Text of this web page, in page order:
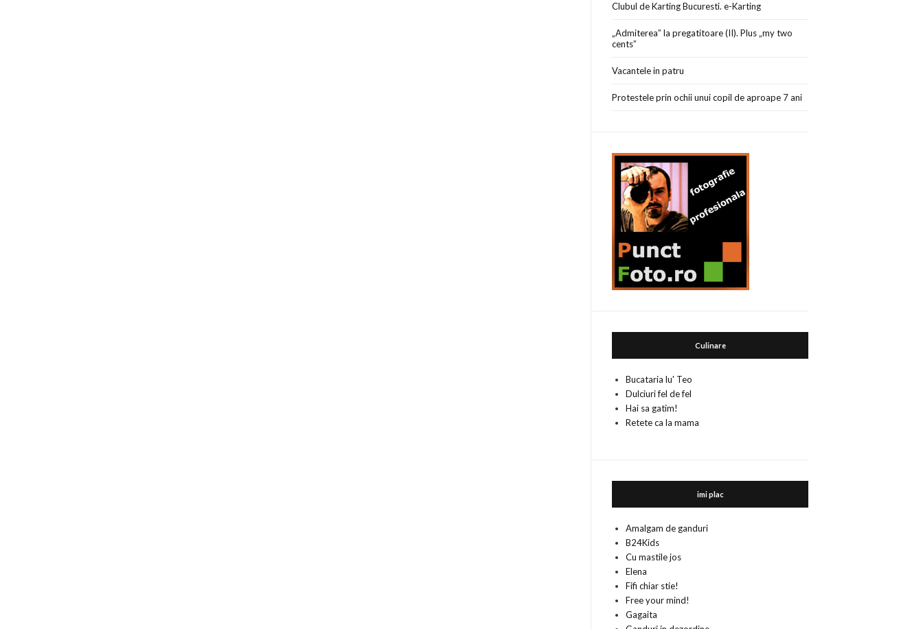
Clubul de Karting Bucuresti. e-Karting
„Admiterea” la pregatitoare (II). Plus „my two
cents”
Vacantele in patru
Protestele prin ochii unui copil de aproape 7 ani
Culinare
Bucataria lu' Teo
Dulciuri fel de fel
Hai sa gatim!
Retete ca la mama
imi plac
Amalgam de ganduri
B24Kids
Cu mastile jos
Elena
Fifi chiar stie!
Free your mind!
Gagaita